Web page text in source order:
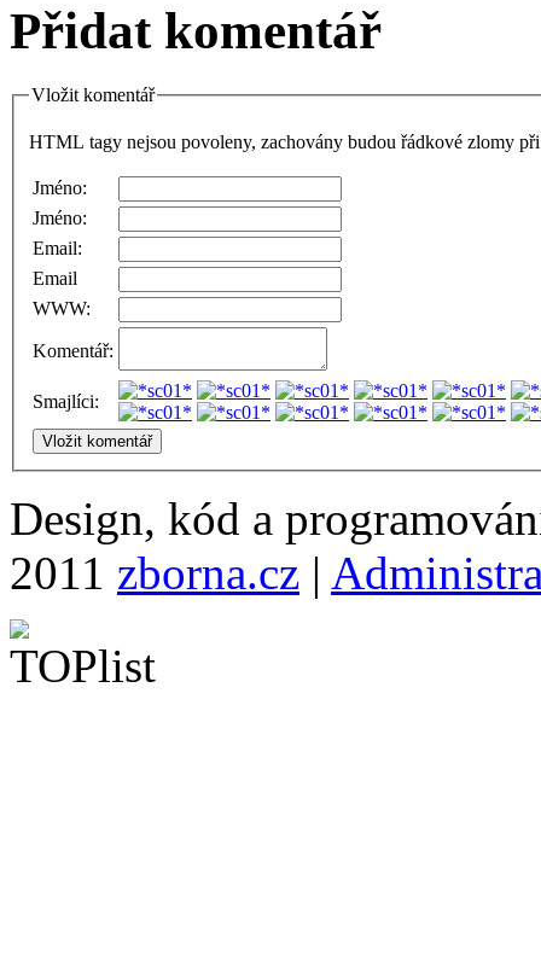
Přidat komentář
Vložit komentář
HTML tagy nejsou povoleny, zachovány budou řádkové zlomy
Jméno:
Jméno:
Email:
Email
WWW:
Komentář:
Smajlíci:
Design, kód a
2011 zborna.cz |